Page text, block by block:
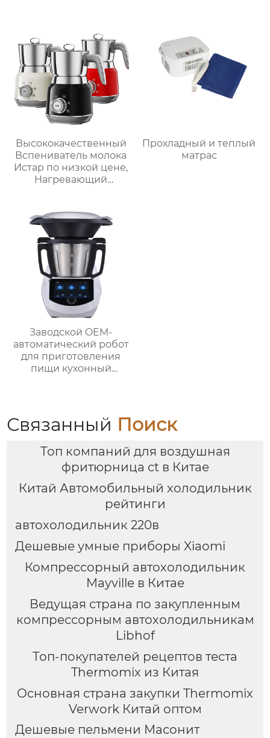
домашний
пароварочный
аппарат для молока
цифровым ЖК-
дисплеем объемом 6
литров двойной
Высококачественный
Вспениватель молока
Истар по низкой цене,
Нагревающий
Вспениватель молока
Прохладный и теплый
матрас
Заводской OEM-
автоматический робот
для приготовления
пищи кухонный
для подключения к
кухне месье
Связанный Поиск
Топ компаний для воздушная
фритюрница ct в Китае
Китай Автомобильный холодильник
рейтинги
автохолодильник 220в
Дешевые умные приборы Xiaomi
Компрессорный автохолодильник
Mayville в Китае
Ведущая страна по закупленным
компрессорным автохолодильникам
Libhof
Топ-покупателей рецептов теста
Thermomix из Китая
Основная страна закупки Thermomix
Verwork Китай оптом
Дешевые пельмени Масонит